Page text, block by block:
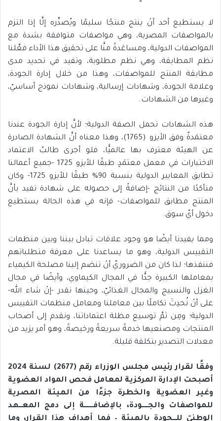
لا يستطيع أحد أنْ ينتج منتجًا سليمًا ويُصدِّره إلَّا إذا التزم
بالمواصفات المصرية، وهي مواصفات متوافقة بشدة مع
المواصفات الدولية، ومساعَدةً منَّا على تحقيق هذا الأداء فعَّلنا
نظم المطابقة، وهي نظم مطلوبة، وتفيد في تحديد مدى
مطابقة المنتج للمواصفات، وهذا من خلال إدارة الجودة،
وعلامة الجودة، وشهادات إرسالية، وشهادات نموذج أساسيّ،
وغيرها من الشهادات.
هذه الشهادات تحمل الصفة الدولية؛ لأنَّ إدارة الجودة عندنا
معتمَدةٌ وفق الأيزو (1765)، وهذا معناه أنَّ الشهادة الصادرة
عن الهيئة معترف بها عالميًّا، فلو أجرى طالبُ الاعتماد
الاختبارات في معمل معتمَدٍ طبقًا للأيزو 1725 -جميع أعمالنا
تطابق المعايير الدولية بنسبة 90% طبقًا للأيزو 1725- وكان
متأكدًا من النتائج -إضافةً إلى حصوله على شهادة تفيد بأنَّ
المنتج مطابق للمواصفات- فإنه في هذه الحالة يستطيع
دخول أيّ سوق.
ومما يفيدنا أيضًا هو وجود علاقات تبادل بيننا وبين منظمات
التقييس الدولية، وهو ما يساعدنا على معرفة متطلباتهم
فننفذها؛ لذا كان من الضروريّ أنْ تنضم إلينا مصلحة الكيمياء
بمعاملها الكبيرة جدًّا في المجال الكيماوي، وأيضًا في مجال
الغزل والنسيج والمجال الغذائيّ، وحينها نقدر -إنْ شاء الله-
على أنْ نُحدِثَ تكاملًا بين معاملنا ومعامل منظمات التقييس
الدولية؛ ومِن ثمَّ توسيع مظلة اعتماداتنا، ونقدم إلى أصحاب
المنتجات ومصنعيها خدمةً سريعةً ورخيصةً، وهو أمر يزيد من
معدلات التصدير بتكلفة قليلة.
وفقًا لقرار رئيس مجلس الوزراء رقم (2677) لسنة 2024
أصبحت الإدارة المركزية لمعامل فحص المواد العضوية
وغير العضوية والخطرة جزءًا من الهيئة المصرية
للمواصفات والجــــودة، بالإضافــــــة إلى دمج المعــهد
الوطنيّ للــجودة بالهيئة – فما أهداف هذا القرار، وما